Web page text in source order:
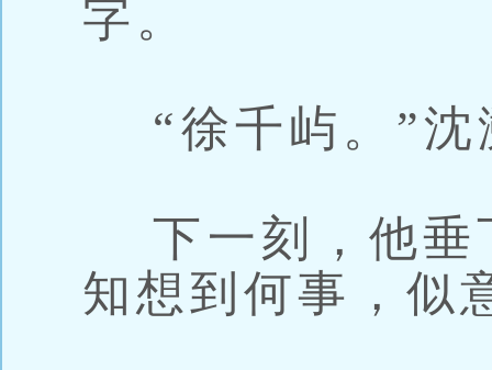
字。
“徐千屿。”沈
下一刻，他垂
知想到何事，似